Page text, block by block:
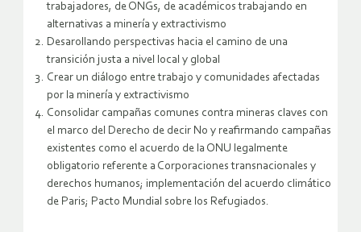
trabajadores, de ONGs, de académicos trabajando en
alternativas a minería y extractivismo
Desarollando perspectivas hacia el camino de una
transición justa a nivel local y global
Crear un diálogo entre trabajo y comunidades afectadas
por la minería y extractivismo
Consolidar campañas comunes contra mineras claves con
el marco del Derecho de decir No y reafirmando campañas
existentes como el acuerdo de la ONU legalmente
obligatorio referente a Corporaciones transnacionales y
derechos humanos; implementación del acuerdo climático
de Paris; Pacto Mundial sobre los Refugiados.